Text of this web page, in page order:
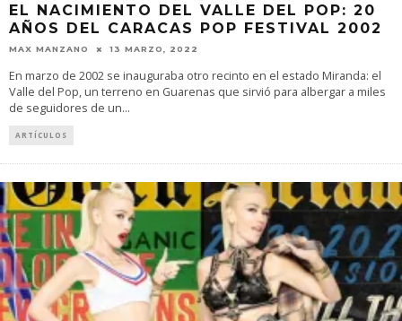
EL NACIMIENTO DEL VALLE DEL POP: 20
AÑOS DEL CARACAS POP FESTIVAL 2002
MAX MANZANO 13 MARZO, 2022
En marzo de 2002 se inauguraba otro recinto en el estado Miranda: el
Valle del Pop, un terreno en Guarenas que sirvió para albergar a miles
de seguidores de un...
ARTÍCULOS